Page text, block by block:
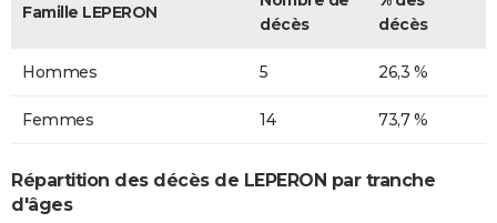
Famille LEPERON
décès
décès
Hommes 5 26,3 %
Femmes 14 73,7 %
Répartition des décès de LEPERON par tranche
d'âges